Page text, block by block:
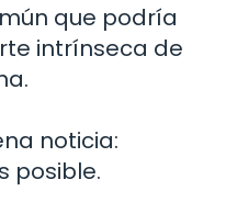
que podría
intrínseca de
noticia:
posible.